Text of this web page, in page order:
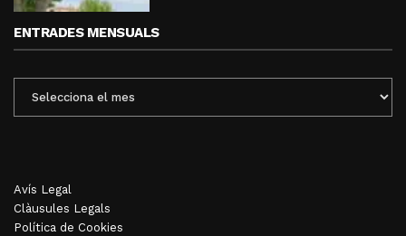
ENTRADES MENSUALS
MENSUALS
Avís Legal
Clàusules Legals
Política de Cookies